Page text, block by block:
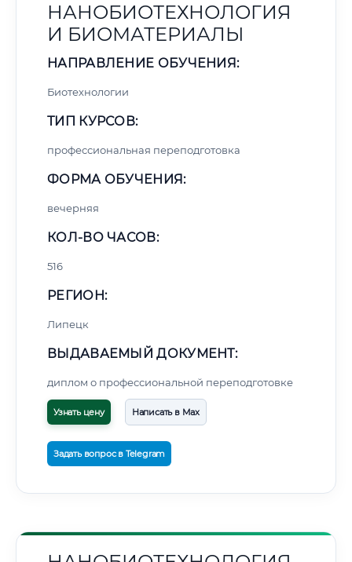
НАНОБИОТЕХНОЛОГИЯ
И БИОМАТЕРИАЛЫ
НАПРАВЛЕНИЕ ОБУЧЕНИЯ:
Биотехнологии
ТИП КУРСОВ:
профессиональная переподготовка
ФОРМА ОБУЧЕНИЯ:
вечерняя
КОЛ-ВО ЧАСОВ:
516
РЕГИОН:
Липецк
ВЫДАВАЕМЫЙ ДОКУМЕНТ:
диплом о профессиональной переподготовке
Узнать цену Написать в Max
Задать вопрос в Telegram